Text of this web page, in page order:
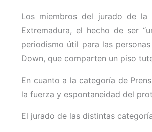
Los miembros del jurado de la
Extremadura, el hecho de ser
periodismo útil para las
Down, que comparten un piso
En cuanto a la categoría de
la fuerza y espontaneidad del
El jurado de las distintas